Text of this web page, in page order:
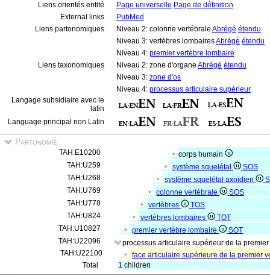
Liens orientés entité
Page universelle Page de définition
External links
PubMed
Liens partonomiques
Niveau 2: colonne vertébrale Abrégé étendu
Niveau 3: vertèbres lombairesAbrégé étendu
Niveau 4: premier vertèbre lombaire
Liens taxonomiques
Niveau 2: zone d'organe Abrégé étendu
Niveau 3: zone d'os
Niveau 4: processus articulaire supérieur
Langage subsidiaire avec le
latin
Language principal non Latin
Partonomie
TAH:E10200
corps humain
TAH:U259
système squelétal
SOS
TAH:U268
système squelétal axoïdien
TAH:U769
colonne vertébrale
SOS
TAH:U778
vertèbres
TOS
TAH:U824
vertèbres lombaires
TOT
TAH:U10827
premier vertèbre lombaire
SOT
TAH:U22096
processus articulaire supérieur de la
TAH:U22100
face articulaire supérieure de la premier
Total
1 children